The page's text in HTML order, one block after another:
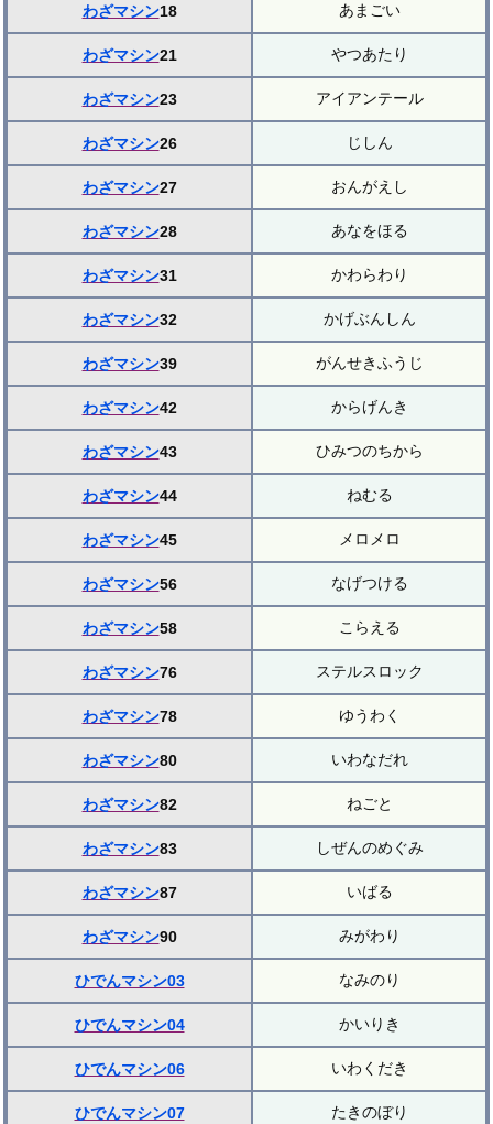
わざマシン18 あまごい
わざマシン21 やつあたり
わざマシン23 アイアンテール
わざマシン26 じしん
わざマシン27 おんがえし
わざマシン28 あなをほる
わざマシン31 かわらわり
わざマシン32 かげぶんしん
わざマシン39 がんせきふうじ
わざマシン42 からげんき
わざマシン43 ひみつのちから
わざマシン44 ねむる
わざマシン45 メロメロ
わざマシン56 なげつける
わざマシン58 こらえる
わざマシン76 ステルスロック
わざマシン78 ゆうわく
わざマシン80 いわなだれ
わざマシン82 ねごと
わざマシン83 しぜんのめぐみ
わざマシン87 いばる
わざマシン90 みがわり
ひでんマシン03 なみのり
ひでんマシン04 かいりき
ひでんマシン06 いわくだき
ひでんマシン07 たきのぼり